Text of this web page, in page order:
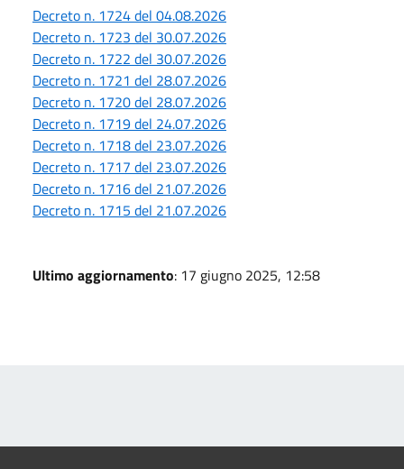
Decreto n. 1724 del 04.08.2026
Decreto n. 1723 del 30.07.2026
Decreto n. 1722 del 30.07.2026
Decreto n. 1721 del 28.07.2026
Decreto n. 1720 del 28.07.2026
Decreto n. 1719 del 24.07.2026
Decreto n. 1718 del 23.07.2026
Decreto n. 1717 del 23.07.2026
Decreto n. 1716 del 21.07.2026
Decreto n. 1715 del 21.07.2026
Ultimo aggiornamento: 17 giugno 2025, 12:58